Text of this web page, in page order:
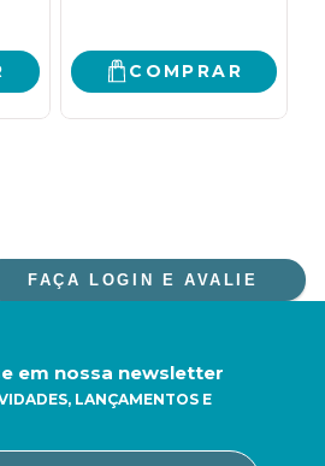
COMPRAR
FAÇA LOGIN E AVALIE
em nossa newsletter
LANÇAMENTOS E